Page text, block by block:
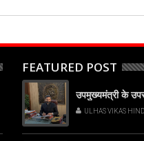
FEATURED POST
उपमुख्यमंत्री के
ULHAS VIKAS